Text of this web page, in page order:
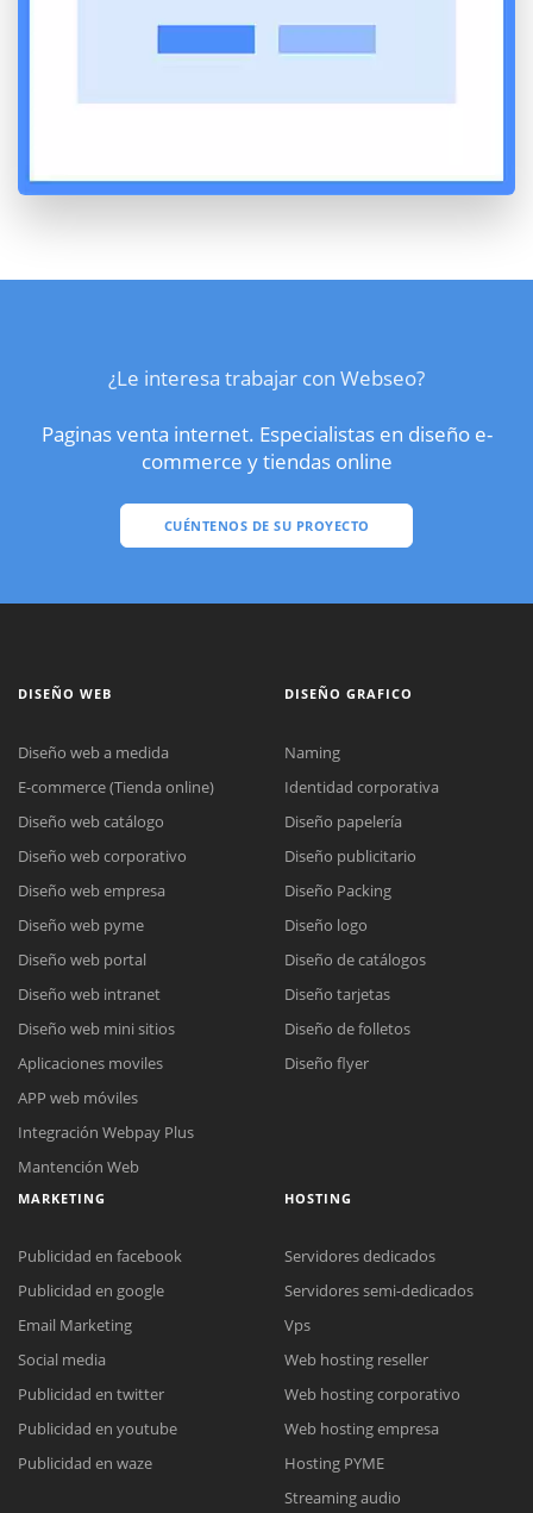
¿Le interesa trabajar con Webseo?
Paginas venta internet. Especialistas en diseño e-
commerce y tiendas online
CUÉNTENOS DE SU PROYECTO
Reunión online
Meet para la reunión online.
Cotización
Chat Online
Todos nuestros ejecutivos están fuera de línea. Complete el formulario
DISEÑO WEB
Diseño web a medida
E-commerce (Tienda online)
Diseño web catálogo
Diseño web corporativo
Diseño web empresa
Diseño web pyme
Diseño web portal
Diseño web intranet
Diseño web mini sitios
Aplicaciones moviles
APP web móviles
Integración Webpay Plus
Mantención Web
DISEÑO GRAFICO
Naming
Identidad corporativa
Diseño papelería
Diseño publicitario
Diseño Packing
Diseño logo
Diseño de catálogos
Diseño tarjetas
Diseño de folletos
Diseño flyer
MARKETING
Publicidad en facebook
Publicidad en google
Email Marketing
Social media
Publicidad en twitter
Publicidad en youtube
Publicidad en waze
HOSTING
Servidores dedicados
Servidores semi-dedicados
Vps
Web hosting reseller
Web hosting corporativo
Web hosting empresa
Hosting PYME
Streaming audio